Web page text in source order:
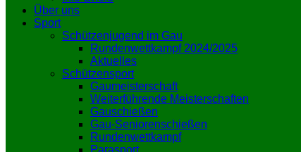
Über uns
Sport
Schützenjugend im Gau
Rundenwettkampf 2024/2025
Aktuelles
Schützensport
Gaumeisterschaft
Weiterführende Meisterschaften
Gauschießen
Gau-Seniorenschießen
Rundenwettkampf
Parasport